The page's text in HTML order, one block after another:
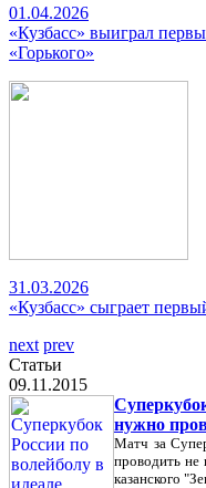
01.04.2026
«Кузбасс» выиграл
«Горького»
31.03.2026
«Кузбасс» сыграет
next prev
Статьи
09.11.2015
нужно
Матч за
проводить не
казанского